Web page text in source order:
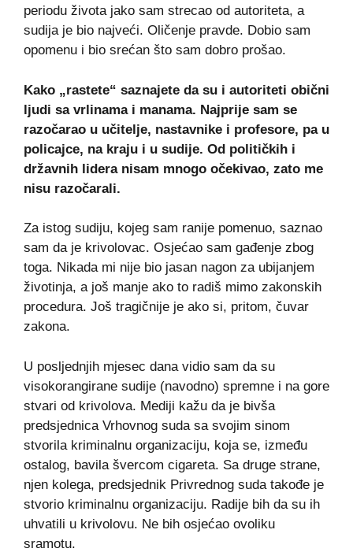
periodu života jako sam strecao od autoriteta, a
sudija je bio najveći. Oličenje pravde. Dobio sam
opomenu i bio srećan što sam dobro prošao.
Kako „rastete“ saznajete da su i autoriteti obični
ljudi sa vrlinama i manama. Najprije sam se
razočarao u učitelje, nastavnike i profesore, pa u
policajce, na kraju i u sudije. Od političkih i
državnih lidera nisam mnogo očekivao, zato me
nisu razočarali.
Za istog sudiju, kojeg sam ranije pomenuo, saznao
sam da je krivolovac. Osjećao sam gađenje zbog
toga. Nikada mi nije bio jasan nagon za ubijanjem
životinja, a još manje ako to radiš mimo zakonskih
procedura. Još tragičnije je ako si, pritom, čuvar
zakona.
U posljednjih mjesec dana vidio sam da su
visokorangirane sudije (navodno) spremne i na gore
stvari od krivolova. Mediji kažu da je bivša
predsjednica Vrhovnog suda sa svojim sinom
stvorila kriminalnu organizaciju, koja se, između
ostalog, bavila švercom cigareta. Sa druge strane,
njen kolega, predsjednik Privrednog suda takođe je
stvorio kriminalnu organizaciju. Radije bih da su ih
uhvatili u krivolovu. Ne bih osjećao ovoliku
sramotu.